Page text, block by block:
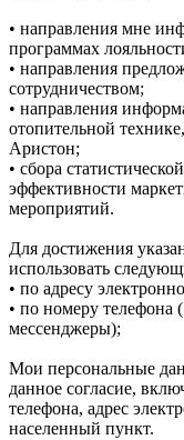
• направления мне
программах
• направления
сотрудничеством;
• направления
отопительной
Аристон;
• сбора
эффективности
мероприятий.
Для достижения
использовать
• по адресу
• по номеру телефона
мессенджеры);
Мои персональные
данное согласие,
телефона, адрес
населенный пункт.